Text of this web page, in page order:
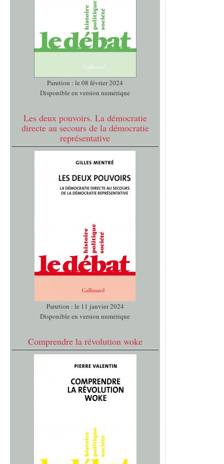
Parution : le 08 février 2024
Disponible en version numérique
Les deux pouvoirs. La démocratie
directe au secours de la démocratie
représentative
Parution : le 11 janvier 2024
Disponible en version numérique
Comprendre la révolution woke